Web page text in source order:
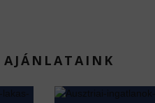
AJÁNLATAINK